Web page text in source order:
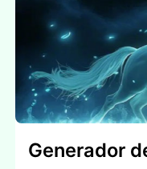
Generador